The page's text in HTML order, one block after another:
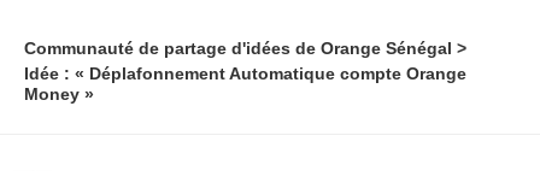
Communauté de partage d'idées de Orange Sénégal
Idée : « Déplafonnement Automatique compte Orange
Money »